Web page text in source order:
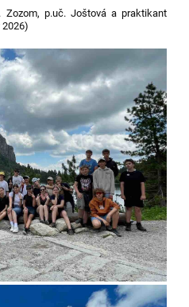
Zozom, p.uč. Joštová a praktikant
2026)